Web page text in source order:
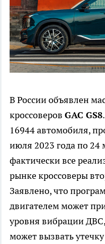
В России объявлен
кроссоверов GAC GS8
16944 автомобиля,
июля 2023 года по 24
фактически все
рынке кроссоверы
Заявлено, что
двигателем может
уровня вибрации
может вызвать